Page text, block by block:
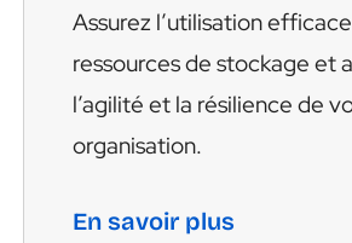
Assurez l’utilisation
ressources de stockage et
l’agilité et la résilience de
organisation.
En savoir plus